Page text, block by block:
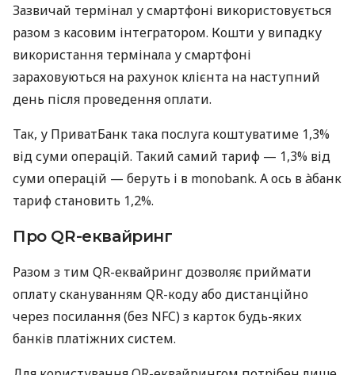
Зазвичай термінал у смартфоні використовується
разом з касовим інтегратором. Кошти у випадку
використання термінала у смартфоні
зараховуються на рахунок клієнта на наступний
день після проведення оплати.
Так, у ПриватБанк така послуга коштуватиме 1,3%
від суми операцій. Такий самий тариф — 1,3% від
суми операцій — беруть і в monobank. А ось в àбанк
тариф становить 1,2%.
Про QR-еквайринг
Разом з тим QR-еквайринг дозволяє приймати
оплату скануванням QR-коду або дистанційно
через посилання (без NFC) з карток будь-яких
банків платіжних систем.